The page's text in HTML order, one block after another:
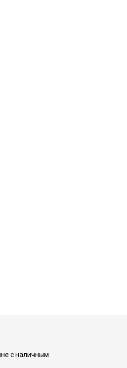
с наличным